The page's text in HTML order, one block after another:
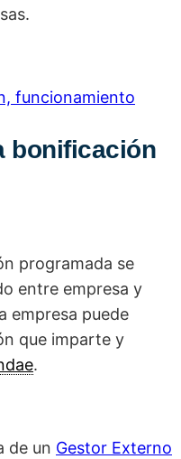
bonificación
programada se
entre empresa y
empresa puede
que imparte y
.
de un Gestor Externo